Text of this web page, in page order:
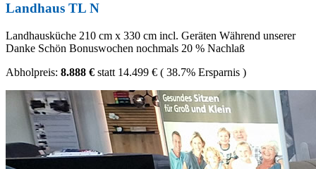
Landhaus TL N
Landhausküche 210 cm x 330 cm incl. Geräten Während unserer
Danke Schön Bonuswochen nochmals 20 % Nachlaß
Abholpreis: 8.888 € statt 14.499 € ( 38.7% Ersparnis )